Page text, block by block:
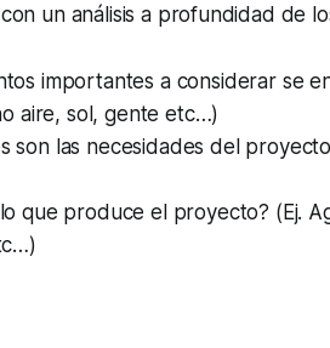
un análisis a profundidad de
importantes a considerar se
aire, sol, gente etc…)
son las necesidades del
que produce el proyecto? (Ej.